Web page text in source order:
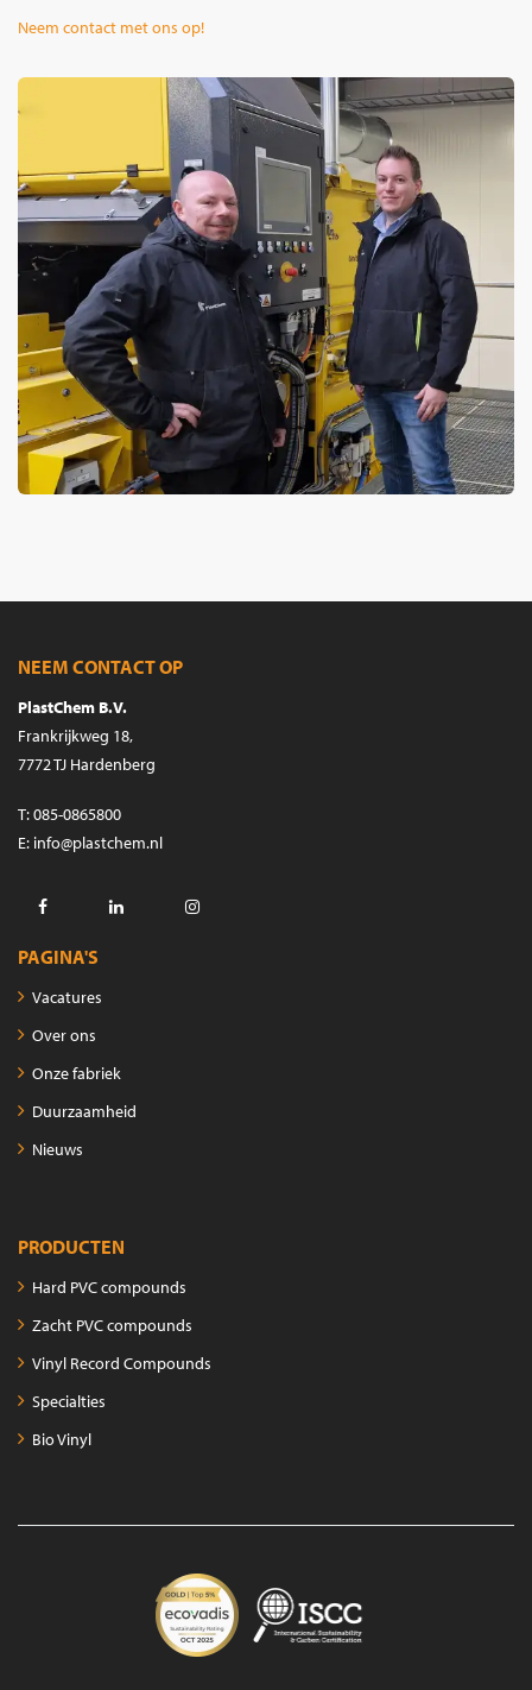
Neem contact met ons op!
NEEM CONTACT OP
PlastChem B.V.
Frankrijkweg 18,
7772 TJ Hardenberg
T:085-0865800
E: info@plastchem.nl
PAGINA'S
Vacatures
Over ons
Onze fabriek
Duurzaamheid
Nieuws
PRODUCTEN
Hard PVC compounds
Zacht PVC compounds
Vinyl Record Compounds
Specialties
Bio Vinyl